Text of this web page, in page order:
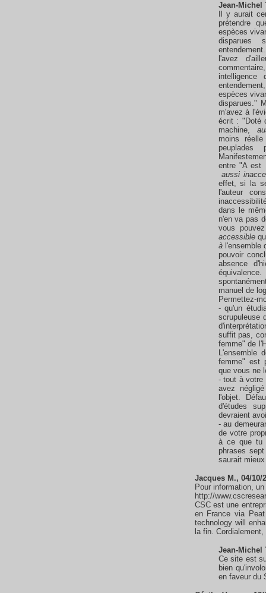
Jean-Michel
Il y aurait
prétendre
espèces
l'avez
espèces
disparues."
m'avez à
écrit : "Doté
machine,
moins
peuplades
entre "A est
aussi
effet, si la
l'auteur
dans le
n'en va pas
vous
accessible
àl'ensemble
pouvoir
absence
manuel de
Permettez-
- qu'un
scrupuleuse
suffit pas,
femme" de
L'ensemble
femme" est
que vous ne
- tout à votre
avez
l'objet.
d'études
devraient
- au
de votre
à ce que tu
phrases
saurait
Jacques M., 04/10/
Pour information,
http://
CSC est une
en France via
technology will
la fin.
Jean-Michel
Ce site est
bien
en faveur du